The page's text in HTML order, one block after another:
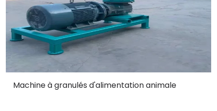
Machine à granulés d'alimentation animale